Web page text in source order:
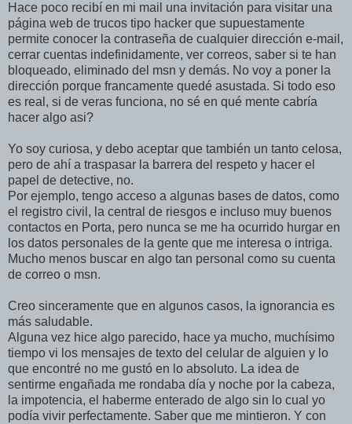
Hace poco recibí en mi mail una invitación para visitar una
página web de trucos tipo hacker que supuestamente
permite conocer la contraseña de cualquier dirección e-mail,
cerrar cuentas indefinidamente, ver correos, saber si te han
bloqueado, eliminado del msn y demás. No voy a poner la
dirección porque francamente quedé asustada. Si todo eso
es real, si de veras funciona, no sé en qué mente cabría
hacer algo asi?
Yo soy curiosa, y debo aceptar que también un tanto celosa,
pero de ahí a traspasar la barrera del respeto y hacer el
papel de detective, no.
Por ejemplo, tengo acceso a algunas bases de datos, como
el registro civil, la central de riesgos e incluso muy buenos
contactos en Porta, pero nunca se me ha ocurrido hurgar en
los datos personales de la gente que me interesa o intriga.
Mucho menos buscar en algo tan personal como su cuenta
de correo o msn.
Creo sinceramente que en algunos casos, la ignorancia es
más saludable.
Alguna vez hice algo parecido, hace ya mucho, muchísimo
tiempo vi los mensajes de texto del celular de alguien y lo
que encontré no me gustó en lo absoluto. La idea de
sentirme engañada me rondaba día y noche por la cabeza,
la impotencia, el haberme enterado de algo sin lo cual yo
podía vivir perfectamente. Saber que me mintieron. Y con